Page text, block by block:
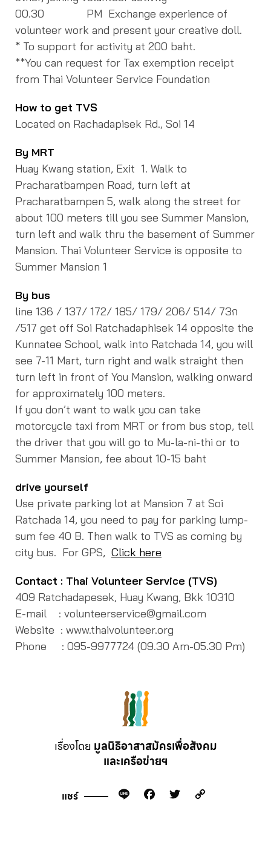
00.30 PM Exchange experience of
volunteer work and present your creative doll.
* To support for activity at 200 baht.
**You can request for Tax exemption receipt
from Thai Volunteer Service Foundation
How to get TVS
Located on Rachadapisek Rd., Soi 14
By MRT
Huay Kwang station, Exit 1. Walk to
Pracharatbampen Road, turn left at
Pracharatbampen 5, walk along the street for
about 100 meters till you see Summer Mansion,
turn left and walk thru the basement of Summer
Mansion. Thai Volunteer Service is opposite to
Summer Mansion 1
By bus
line 136 / 137/ 172/ 185/ 179/ 206/ 514/ 73ก
/517 get off Soi Ratchadaphisek 14 opposite the
Kunnatee School, walk into Ratchada 14, you will
see 7-11 Mart, turn right and walk straight then
turn left in front of You Mansion, walking onward
for approximately 100 meters.
If you don’t want to walk you can take
motorcycle taxi from MRT or from bus stop, tell
the driver that you will go to Mu-la-ni-thi or to
Summer Mansion, fee about 10-15 baht
drive yourself
Use private parking lot at Mansion 7 at Soi
Ratchada 14, you need to pay for parking lump-
sum fee 40 B. Then walk to TVS as coming by
city bus. For GPS, Click here
Contact : Thai Volunteer Service (TVS)
409 Ratchadapesek, Huay Kwang, Bkk 10310
E-mail : volunteerservice@gmail.com
Website : www.thaivolunteer.org
Phone : 095-9977724 (09.30 Am-05.30 Pm)
เรื่องโดย มูลนิธิอาสาสมัครเพื่อสังคม
และเครือข่ายฯ
แชร์ Line Facebook
Twitter